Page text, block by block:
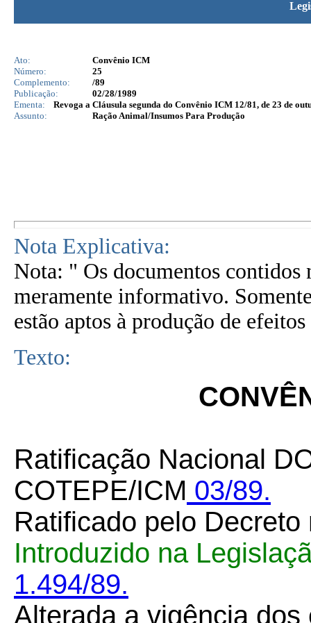
Ato:
Convênio ICM
Número:
25
Complemento:
/89
Publicação:
02/28/1989
Ementa:
Revoga a Cláusula segunda do Convênio ICM 12/81, de 23 de
Assunto:
Ração Animal/Insumos Para Produção
Nota Explicativa:
Nota: " Os documentos contidos
meramente informativo.
estão aptos à produção de
Texto:
Ratificação Nacional
COTEPE/ICM 03/89.
Ratificado pelo Decreto
Introduzido na
1.494/89.
Alterada a vigência